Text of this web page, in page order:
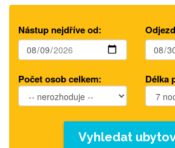
Nástup nejdříve od:
Počet osob celkem: Délka
Vyhledat